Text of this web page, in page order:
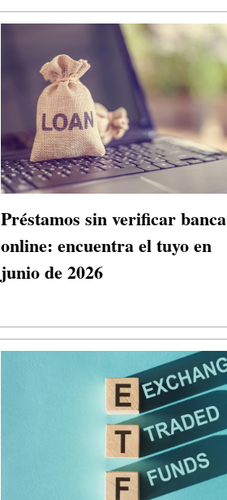
Préstamos sin verificar banca
online: encuentra el tuyo en
junio de 2026